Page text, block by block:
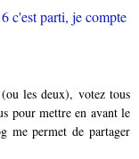
les deux), votez tous
pour mettre en avant le
me permet de partager